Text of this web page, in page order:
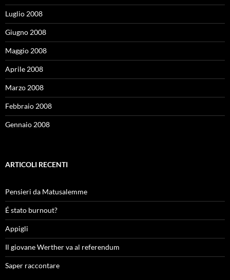
Luglio 2008
Giugno 2008
Maggio 2008
Aprile 2008
Marzo 2008
Febbraio 2008
Gennaio 2008
ARTICOLI RECENTI
Pensieri da Matusalemme
É stato burnout?
Appigli
Il giovane Werther va al referendum
Saper raccontare